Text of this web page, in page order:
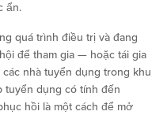
ẩn.
quá trình điều trị và đang
để tham gia — hoặc tái gia
nhà tuyển dụng trong khu
tuyển dụng có tính đến
hồi là một cách để mở